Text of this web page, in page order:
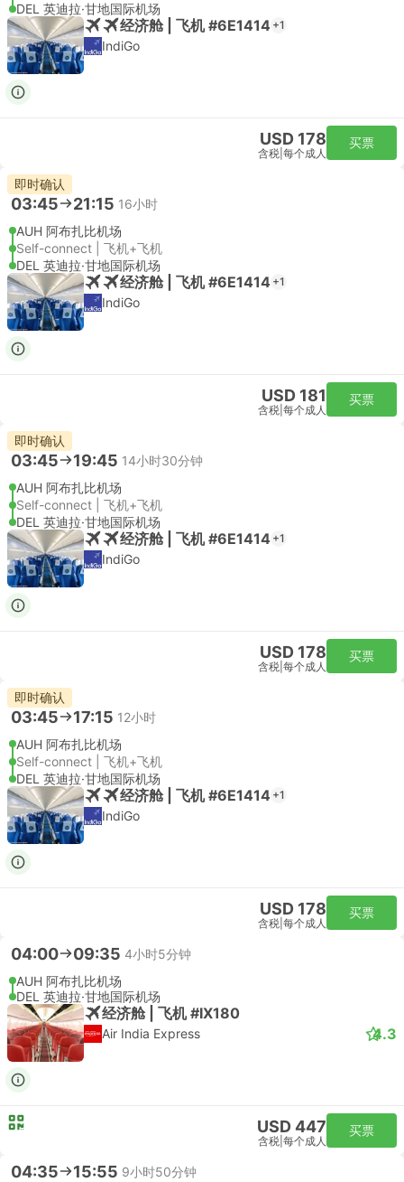
DEL 英迪拉·甘地国际机场
经济舱 | 飞机 #6E1414 +1
IndiGo
USD 178
含税 每个成人
买票
即时确认
03:45 21:15 16小时
AUH 阿布扎比机场
Self-connect | 飞机+飞机
DEL 英迪拉·甘地国际机场
经济舱 | 飞机 #6E1414 +1
IndiGo
USD 181
含税 每个成人
买票
即时确认
03:45 19:45 14小时30分钟
AUH 阿布扎比机场
Self-connect | 飞机+飞机
DEL 英迪拉·甘地国际机场
经济舱 | 飞机 #6E1414 +1
IndiGo
USD 178
含税 每个成人
买票
即时确认
03:45 17:15 12小时
AUH 阿布扎比机场
Self-connect | 飞机+飞机
DEL 英迪拉·甘地国际机场
经济舱 | 飞机 #6E1414 +1
IndiGo
USD 178
含税 每个成人
买票
04:00 09:35 4小时5分钟
AUH 阿布扎比机场
DEL 英迪拉·甘地国际机场
经济舱 | 飞机 #IX180
Air India Express 4.3
USD 447
含税 每个成人
买票
04:35 15:55 9小时50分钟